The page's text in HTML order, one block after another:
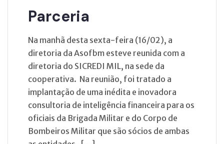
Parceria
Na manhã desta sexta-feira (16/02), a
diretoria da Asofbm esteve reunida com a
diretoria do SICREDI MIL, na sede da
cooperativa. Na reunião, foi tratado a
implantação de uma inédita e inovadora
consultoria de inteligência financeira para os
oficiais da Brigada Militar e do Corpo de
Bombeiros Militar que são sócios de ambas